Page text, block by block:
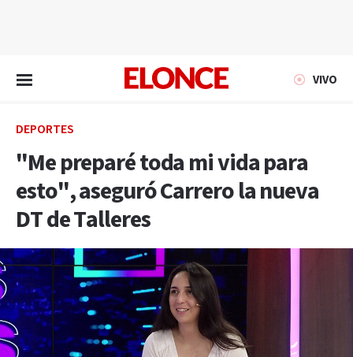
VIVO
DEPORTES
"Me preparé toda mi vida para
esto", aseguró Carrero la nueva
DT de Talleres